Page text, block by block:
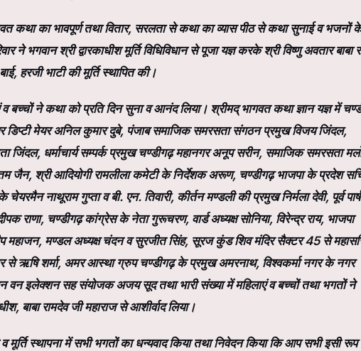
कथा का भावपूर्ण तथा वितार, सरलता से कथा का व्यास पीठ से कथा सुनाई व‌ भजनों
ने भगवान श्री द्वारकाधीश मूर्ति विधिविधान से पूजा यज्ञ करके श्री विष्णु अवतार बाबा
हरजी भाटी की मूर्ति स्थापित की।
व बच्चों ने कथा को प्रति दिन सुना व आनंद लिया। श्रीमद् भागवत कथा ज्ञान यज्ञ में
डिप्टी मेयर अनिल कुमार दुबे, पंजाब समाजिक समरसता संगठन प्रमुख विजय जिंदल,
जिंदल, धर्माचार्य सम्पर्क प्रमुख चण्डीगढ़ महानगर अनूप सरीन, समाजिक समरसता
जैन, श्री आदियोगी रामलीला कमेटी के निर्देशक अरूण, चण्डीगढ़ भाजपा के प्रदेश
नाथूराम गुप्ता व बी. एन. तिवारी, कीर्तन मण्डली की प्रमुख निर्मला देवी, पूर्व
राणा, चण्डीगढ़ कांग्रेस के नेता गुरूचरण, वार्ड अध्यक्ष सोनिया, विरेन्द्र राय, भाजपा
महाजन, मण्डल अध्यक्ष चंदन व सुरजीत सिंह, सूरज कुंड शिव मंदिर सैक्टर 45 से
से ऋषि शर्मा, अमर आस्था ग्रुप चण्डीगढ़ के प्रमुख अमरनाथ, विश्वकर्मा नगर के नगर
इलेक्शन सह संयोजक अजय सूद तथा भारी संख्या में महिलाएं व बच्चों तथा भगतों ने
बाबा रामदेव जी महाराज से आशीर्वाद लिया।
स्थापना में सभी भगतों का धन्यवाद किया तथा निवेदन किया कि आप सभी इसी